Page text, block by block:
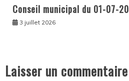
Conseil municipal du 01-07-
3 juillet 2026
Laisser un commentaire